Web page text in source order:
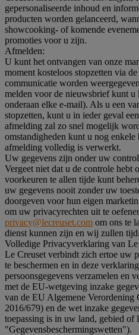
gepersonaliseerde inhoud en
producten worden gelanceerd,
showcooking- of komende
promoties voor u zijn.
Afmelden:
U kunt het ontvangen van onze
moment kosteloos stopzetten via
communicatie worden
melden voor de nieuwsbrief kunt
onderaan elke e-mail). Als u een
stopzetten, kunt u in ieder geval
afmelding zal zo snel mogelijk
omstandigheden kunt u nog
afmelding volledig is verwerkt.
Uw gegevens zijn onder uw
Vergeet niet dat u de controle hebt
voorkeuren te allen tijde kunt
uw gegevens nooit zonder uw
doorgeven voor hun eigen
om uw privacyrechten uit te
privacy@lecreuset.com om ons te
dienst kunnen zijn en wij zullen
Volledige Privacyverklaring van Le
Le Creuset verbindt zich ertoe uw
te beschermen en in deze
persoonsgegevens verzamelen en
met de EU-wetgeving inzake
van de EU Algemene Verordening
2016/679) en de wet inzake
toepassing is in uw land, gebied of
"Gegevensbeschermingswetten").